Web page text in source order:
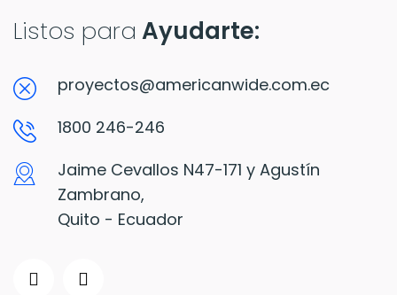
Listos para Ayudarte:
proyectos@americanwide.com.ec
1800 246-246
Jaime Cevallos N47-171 y Agustín
Zambrano,
Quito - Ecuador